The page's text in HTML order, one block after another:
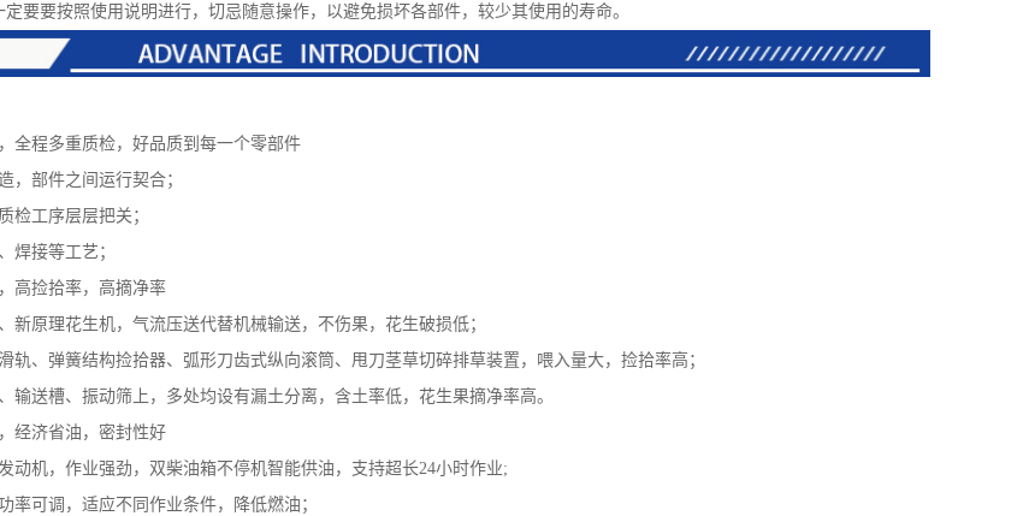
要要按照使用说明进行，切忌随意操作，以避免损坏各部件，较少其使用的寿命。
程多重质检，好品质到每一个零部件
部件之间运行契合；
工序层层把关；
接等工艺；
捡拾率，高摘净率
原理花生机，气流压送代替机械输送，不伤果，花生破损低；
、弹簧结构捡拾器、弧形刀齿式纵向滚筒、甩刀茎草切碎排草装置，喂入量大，捡拾率高；
送槽、振动筛上，多处均设有漏土分离，含土率低，花生果摘净率高。
济省油，密封性好
机，作业强劲，双柴油箱不停机智能供油，支持超长24小时作业;
可调，适应不同作业条件，降低燃油；